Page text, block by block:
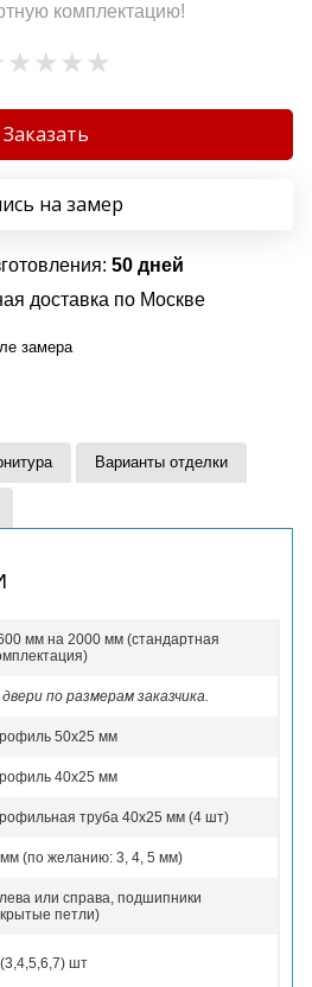
комплектацию!
Заказать
на замер
50 дней
доставка по Москве
замера
Варианты отделки
мм на 2000 мм (стандартная
по размерам заказчика.
50x25 мм
40x25 мм
труба 40х25 мм (4 шт)
(по желанию: 3, 4, 5 мм)
или справа, подшипники
петли)
шт